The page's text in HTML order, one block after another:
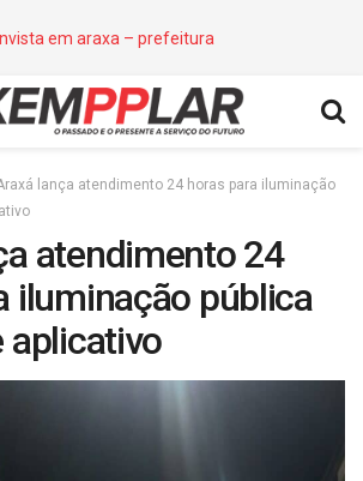
lança atendimento 24 horas para iluminação
atendimento 24
iluminação pública
aplicativo